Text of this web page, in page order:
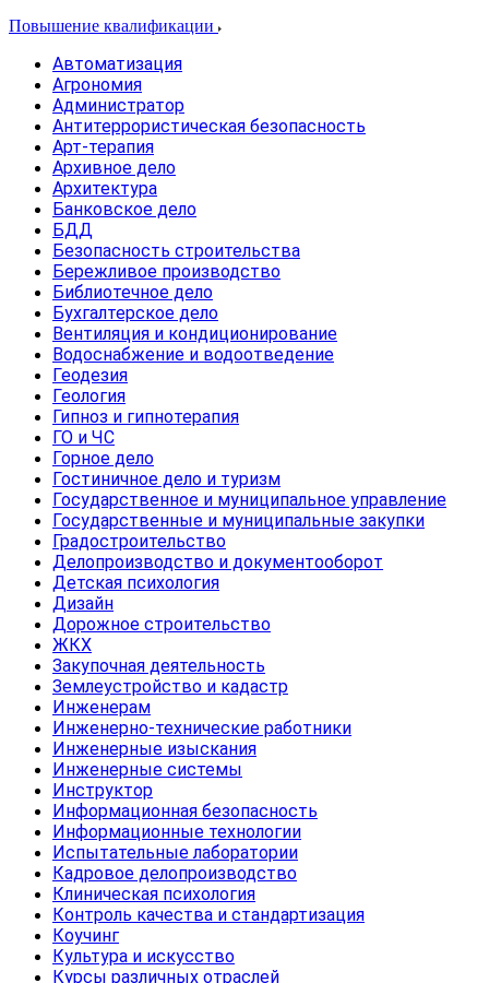
Повышение квалификации
Автоматизация
Агрономия
Администратор
Антитеррористическая безопасность
Арт-терапия
Архивное дело
Архитектура
Банковское дело
БДД
Безопасность строительства
Бережливое производство
Библиотечное дело
Бухгалтерское дело
Вентиляция и кондиционирование
Водоснабжение и водоотведение
Геодезия
Геология
Гипноз и гипнотерапия
ГО и ЧС
Горное дело
Гостиничное дело и туризм
Государственное и муниципальное управление
Государственные и муниципальные закупки
Градостроительство
Делопроизводство и документооборот
Детская психология
Дизайн
Дорожное строительство
ЖКХ
Закупочная деятельность
Землеустройство и кадастр
Инженерам
Инженерно-технические работники
Инженерные изыскания
Инженерные системы
Инструктор
Информационная безопасность
Информационные технологии
Испытательные лаборатории
Кадровое делопроизводство
Клиническая психология
Контроль качества и стандартизация
Коучинг
Культура и искусство
Курсы различных отраслей